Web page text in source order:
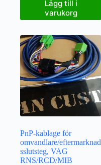
Lägg till i
varukorg
PnP-kablage för
omvandlare/eftermarknad
sslutsteg, VAG
RNS/RCD/MIB